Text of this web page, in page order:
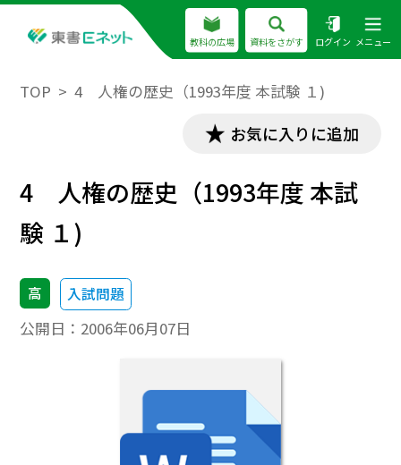
教科の広場 資料をさがす ログイン メニュー
TOP 4 人権の歴史（1993年度 本試験 １)
お気に入りに追加
4 人権の歴史（1993年度 本試
験 １)
高 入試問題
公開日： 2006年06月07日